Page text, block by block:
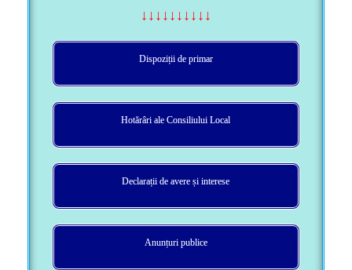
↓↓↓↓↓↓↓↓↓↓
Dispoziții de primar
Hotărâri ale Consiliului Local
Declarații de avere și interese
Anunțuri publice